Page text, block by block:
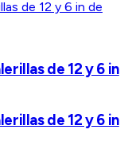
de 12 y 6 in
de 12 y 6 in